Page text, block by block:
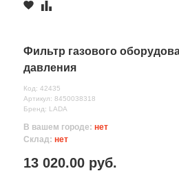
Фильтр газового
давления
Код: 42435
Артикул: 8450038318
Бренд: LADA
В вашем городе: нет
Склад: нет
13 020.00 руб.